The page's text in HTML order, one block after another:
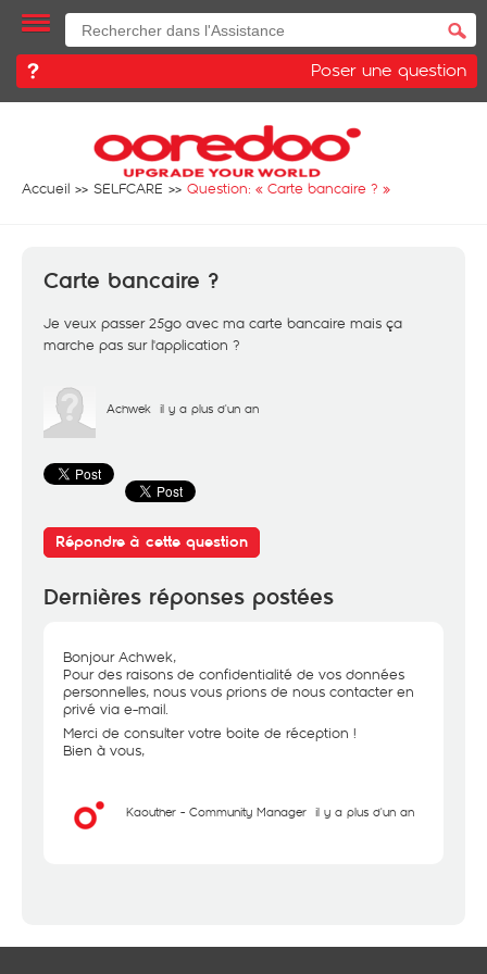
Poser une question
Accueil SELFCARE Question: « Carte bancaire ? »
Carte bancaire ?
Je veux passer 25go avec ma carte bancaire mais ça
marche pas sur l'application ?
Achwek il y a plus d'un an
Répondre à cette question
Dernières réponses postées
Bonjour Achwek,
Pour des raisons de confidentialité de vos données
personnelles, nous vous prions de nous contacter en
privé via e-mail.
Merci de consulter votre boite de réception !
Bien à vous,
Kaouther - Community Manager il y a plus d'un an